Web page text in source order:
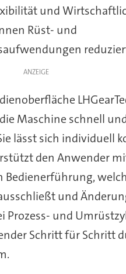
und
Rüst- und
ANZEIGE
Maschine schnell
lässt sich individuell
den Anwender
Bedienerführung,
und
Prozess- und
Schritt für Schritt